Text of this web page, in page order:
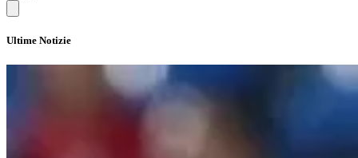
Ultime Notizie